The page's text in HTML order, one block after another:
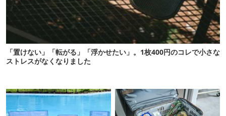
「置けない」「転がる」「浮かせたい」。1枚400円のコレで小さな
ストレスがなくなりました